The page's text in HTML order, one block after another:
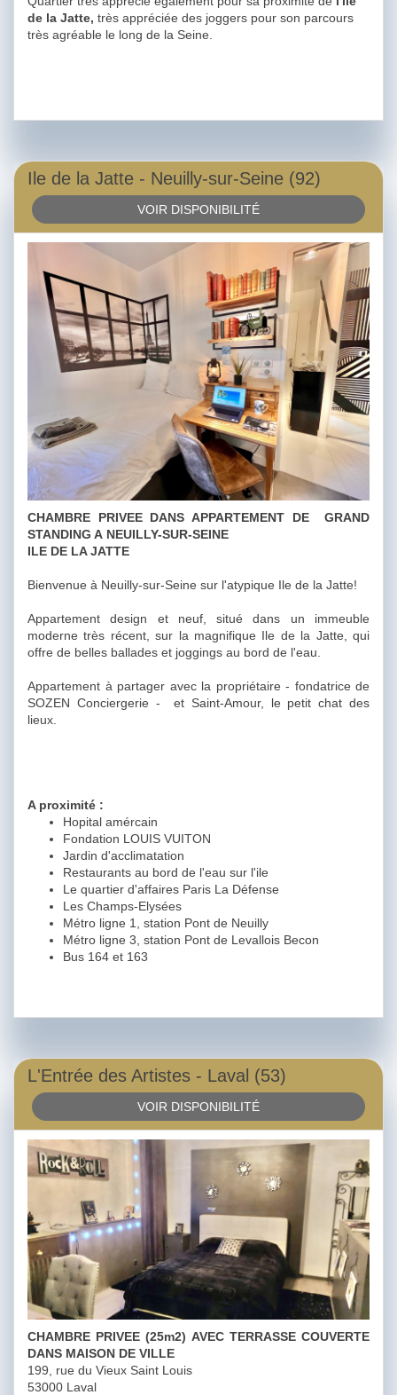
de la Jatte, très appréciée des joggers pour son parcours
très agréable le long de la Seine.
Ile de la Jatte - Neuilly-sur-Seine (92)
VOIR DISPONIBILITÉ
CHAMBRE PRIVEE DANS APPARTEMENT DE GRAND
STANDING A NEUILLY-SUR-SEINE
ILE DE LA JATTE
Bienvenue à Neuilly-sur-Seine sur l'atypique Ile de la Jatte!
Appartement design et neuf, situé dans un immeuble
moderne très récent, sur la magnifique Ile de la Jatte, qui
offre de belles ballades et joggings au bord de l'eau.
Appartement à partager avec la propriétaire - fondatrice de
SOZEN Conciergerie - et Saint-Amour, le petit chat des
lieux.
A proximité :
Hopital amércain
Fondation LOUIS VUITON
Jardin d'acclimatation
Restaurants au bord de l'eau sur l'ile
Le quartier d'affaires Paris La Défense
Les Champs-Elysées
Métro ligne 1, station Pont de Neuilly
Métro ligne 3, station Pont de Levallois Becon
Bus 164 et 163
L'Entrée des Artistes - Laval (53)
VOIR DISPONIBILITÉ
CHAMBRE PRIVEE (25m2) AVEC TERRASSE COUVERTE
DANS MAISON DE VILLE
199, rue du Vieux Saint Louis
53000 Laval